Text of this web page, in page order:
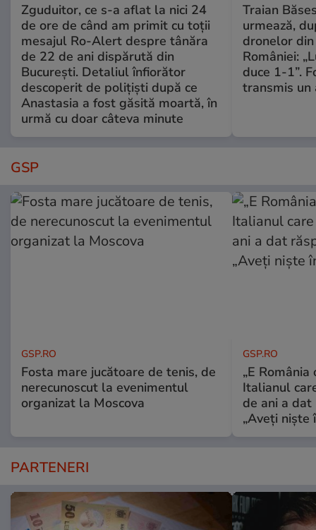
Zguduitor, ce s-a aflat la nici 24
de ore de când am primit cu toții
mesajul Ro-Alert despre tânăra
de 22 de ani dispărută din
București. Detaliul înfiorător
descoperit de polițiști după ce
Anastasia a fost găsită moartă, în
urmă cu doar câteva minute
Traian
urmează,
dronelor
României:
duce 1-1”.
transmis un
GSP
GSP.RO
Fosta mare jucătoare de tenis, de
nerecunoscut la evenimentul
organizat la Moscova
GSP.RO
„E
Italianul
de ani a
„Aveți niște
PARTENERI